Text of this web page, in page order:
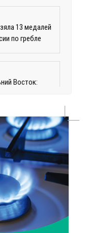
13 медалей
по гребле
Восток:
№7 стало ещё